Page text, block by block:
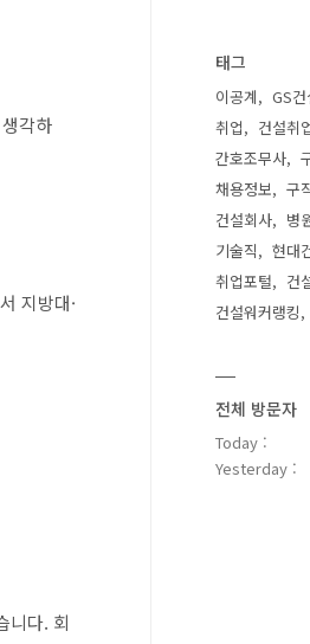
각하
지방대·
니다. 회
태그
이공계 GS건
취업
건설취
간호조무사
채용정보
구
건설회사
병
기술직
현대
취업포털
건
건설워커랭킹
전체 방문자
Today :
Yesterday :